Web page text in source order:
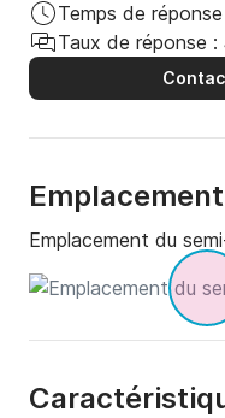
Temps de
Taux de réponse :
Emplacement
Emplacement du